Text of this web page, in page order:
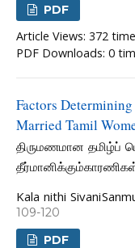
PDF
Article Views: 372
PDF Downloads: 0
Factors
Married Tamil
திருமணமான
Kala nithi
109-120
PDF